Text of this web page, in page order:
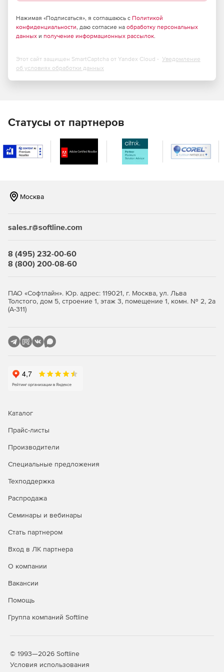
DXF в качестве топоосновы;
визуальный интерфейс пользователя, позволяющий
расчета в двумерном и трехмерном режимах;
вычисление шумовых характеристик транспортных
потоков (по ОДМ 218.2.013-2011 для автомобильного
транспорта, по ГОСТ Р 54933-2012 для ж/
д транспорта);
«Справочному пособию 2013» НИИСФ или
редактируемый каталог шумовых характеристик
расчет распространения шума на территории от
точечных, линейных и полигональных источников
расчет проникающего в помещение внешнего шума;
вывод подробного отчета с ходом и результатами
Нажимая «Подписаться», я соглашаюсь с Политикой
конфиденциальности, даю согласие на обработку персональных
данных и получение информационных рассылок.
Этот сайт защищен SmartCaptcha от Yandex Cloud - Уведомление
об условиях обработки данных
Статусы от партнеров
Москва
sales.r@softline.com
8 (495) 232-00-60
8 (800) 200-08-60
ПАО «Софтлайн». Юр. адрес: 119021, г. Москва, ул. Льва
Толстого, дом 5, строение 1, этаж 3, помещение 1, комн. № 2, 2а
(А-311)
Каталог
Прайс-листы
Производители
Специальные предложения
Техподдержка
Распродажа
Семинары и вебинары
Стать партнером
Вход в ЛК партнера
О компании
Вакансии
Помощь
Группа компаний Softline
© 1993—2026 Softline
Условия использования